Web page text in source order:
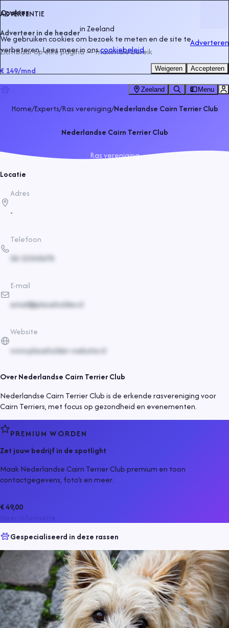
ADVERTENTIE
Adverteer in de headerinZeeland
Zichtbaar op elke pagina — maximale bereik
€ 149/mnd
Adverteren
Zeeland Menu
Home/Experts/Ras vereniging/Nederlandse Cairn Terrier Club
Nederlandse Cairn Terrier Club
Ras vereniging
Locatie
Adres
-
Telefoon
06-12345678
E-mail
email@placeholder.nl
Website
www.placeholder-website.nl
OverNederlandse Cairn Terrier Club
Nederlandse Cairn Terrier Club is de erkende rasvereniging voor
Cairn Terriers, met focus op gezondheid en evenementen.
PREMIUM WORDEN
Zet jouw bedrijf in de spotlight
Maak Nederlandse Cairn Terrier Club premium en toon
contactgegevens, foto's en meer.
€ 49,00
Gespecialiseerd in deze rassen
Cookies
We gebruiken cookies om bezoek te meten en de site te
verbeteren. Lees meer in onscookiebeleid.
Weigeren Accepteren